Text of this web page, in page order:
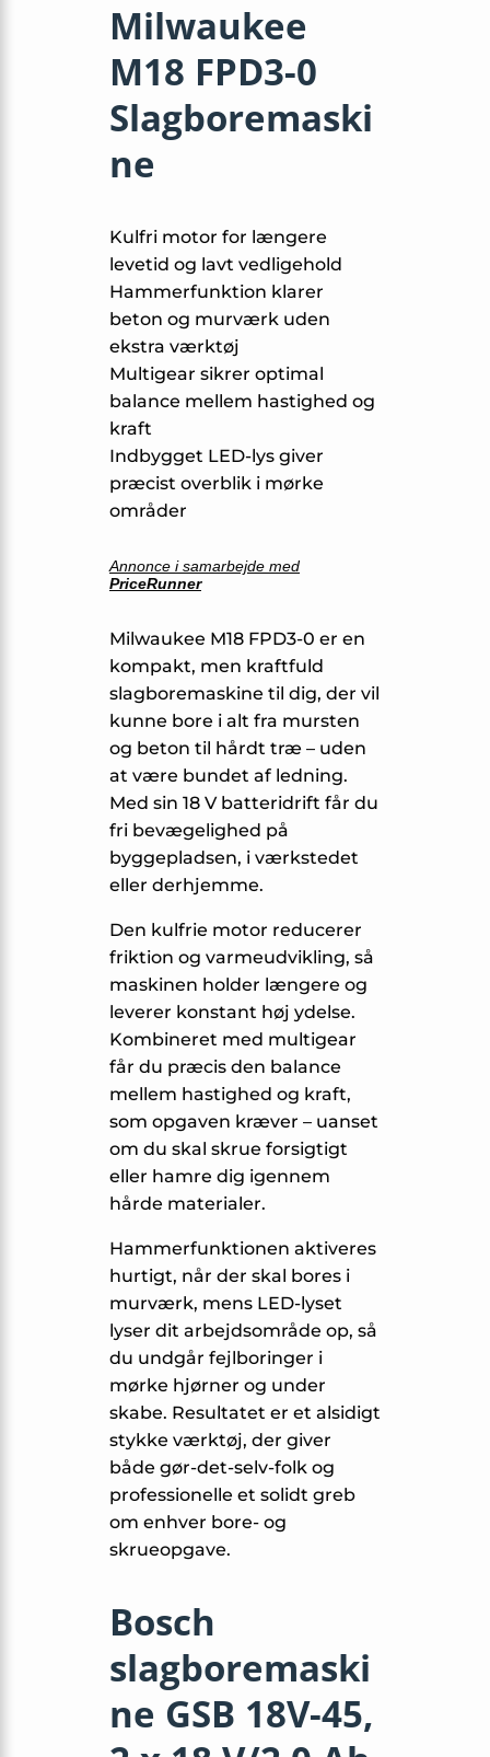
Milwaukee
M18 FPD3-0
Slagboremaski
ne
Kulfri motor for længere
levetid og lavt vedligehold
Hammerfunktion klarer
beton og murværk uden
ekstra værktøj
Multigear sikrer optimal
balance mellem hastighed og
kraft
Indbygget LED-lys giver
præcist overblik i mørke
områder
Annonce i samarbejde med
PriceRunner
Milwaukee M18 FPD3-0 er en
kompakt, men kraftfuld
slagboremaskine til dig, der vil
kunne bore i alt fra mursten
og beton til hårdt træ – uden
at være bundet af ledning.
Med sin 18 V batteridrift får du
fri bevægelighed på
byggepladsen, i værkstedet
eller derhjemme.
Den kulfrie motor reducerer
friktion og varmeudvikling, så
maskinen holder længere og
leverer konstant høj ydelse.
Kombineret med multigear
får du præcis den balance
mellem hastighed og kraft,
som opgaven kræver – uanset
om du skal skrue forsigtigt
eller hamre dig igennem
hårde materialer.
Hammerfunktionen aktiveres
hurtigt, når der skal bores i
murværk, mens LED-lyset
lyser dit arbejdsområde op, så
du undgår fejlboringer i
mørke hjørner og under
skabe. Resultatet er et alsidigt
stykke værktøj, der giver
både gør-det-selv-folk og
professionelle et solidt greb
om enhver bore- og
skrueopgave.
Bosch
slagboremaski
ne GSB 18V-45,